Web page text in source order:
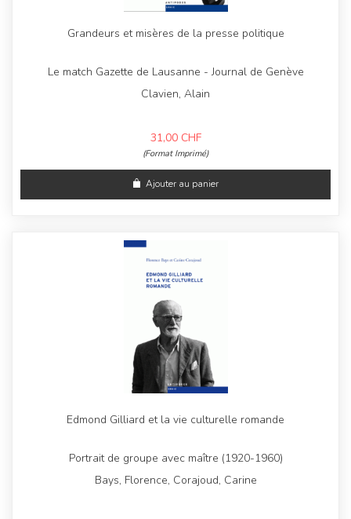
Grandeurs et misères de la presse politique
Le match Gazette de Lausanne - Journal de Genève
Clavien, Alain
31,00 CHF
(Format Imprimé)
Ajouter au panier
Edmond Gilliard et la vie culturelle romande
Portrait de groupe avec maître (1920-1960)
Bays, Florence, Corajoud, Carine